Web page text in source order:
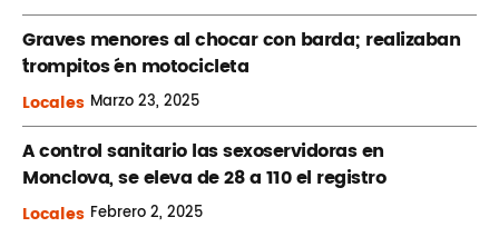
Graves menores al chocar con barda; realizaban
´trompitos ´en motocicleta
Locales Marzo23, 2025
A control sanitario las sexoservidoras en
Monclova, se eleva de 28 a 110 el registro
Locales Febrero2, 2025